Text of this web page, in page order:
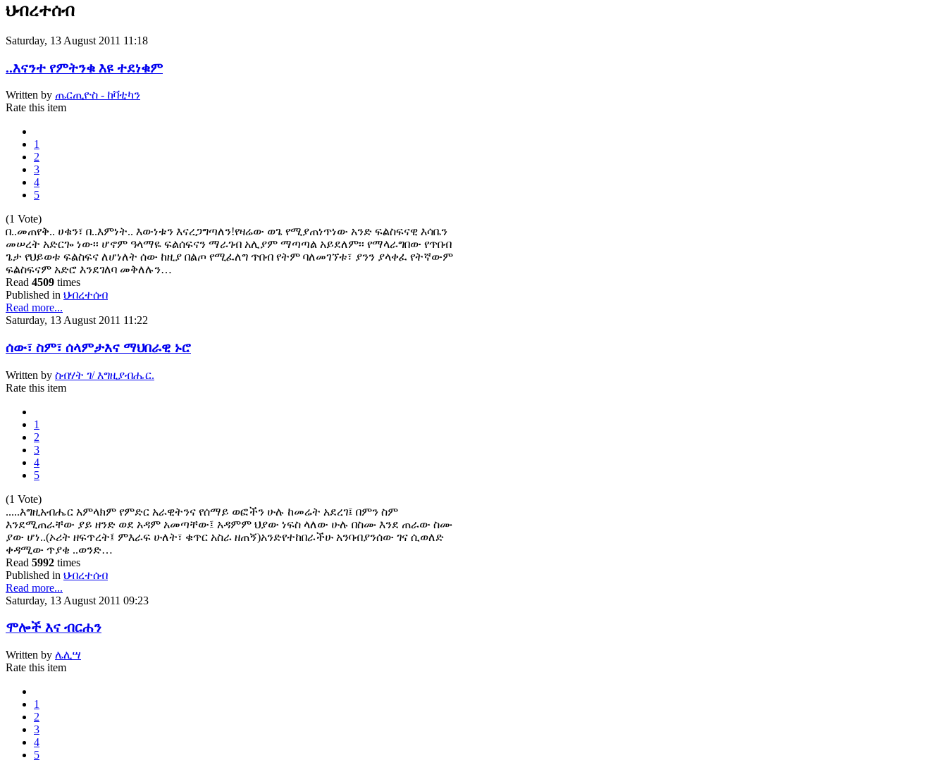
ህብረተሰብ
Saturday, 13 August 2011 11:18
..እናንተ የምትንቁ እዩ ተደነቁም
Written by ጤርጢዮስ - ከቫቲካን
Rate this item
1
2
3
4
5
(1 Vote)
በ..መጠየቅ.. ሀቁን፣ በ..እምነት.. እውነቱን እናረጋግጣለን!የዛሬው ወጌ የሚያጠነጥነው አንድ ፍልስፍናዊ እሳቤን
መሠረት አድርጐ ነው፡፡ ሆኖም ዓላማዬ ፍልሰፍናን ማራገብ አሊያም ማጣጣል አይደለም፡፡ የማላራግበው የጥበብ
ጌታ የህይወቱ ፍልስፍና ለሆነለት ሰው ከዚያ በልጦ የሚፈለግ ጥበብ የትም ባለመገኘቱ፣ ያንን ያላቀፈ የትኛውም
ፍልስፍናም አድሮ እንደገለባ መቅለሉን…
Read 4509 times
Published in ህብረተሰብ
Read more...
Saturday, 13 August 2011 11:22
ሰው፣ ስም፣ ሰላምታእና ማህበራዊ ኑሮ
Written by ስብሃት ገ/ እግዚያብሔር.
Rate this item
1
2
3
4
5
(1 Vote)
.....እግዚአብሔር አምላክም የምድር አራዊትንና የሰማይ ወፎችን ሁሉ ከመሬት አደረገ፤ በምን ስም
እንደሚጠራቸው ያይ ዘንድ ወደ አዳም አመጣቸው፤ አዳምም ህያው ነፍስ ላለው ሁሉ በስሙ እንደ ጠራው ስሙ
ያው ሆነ..(ኦሪት ዘፍጥረት፤ ምእራፍ ሁለት፣ ቁጥር አስራ ዘጠኝ)አንድየተከበራችሁ አንባብያንሰው ገና ሲወለድ
ቀዳሚው ጥያቄ ..ወንድ…
Read 5992 times
Published in ህብረተሰብ
Read more...
Saturday, 13 August 2011 09:23
ሞሎች እና ብርሐን
Written by ሌሊሣ
Rate this item
1
2
3
4
5